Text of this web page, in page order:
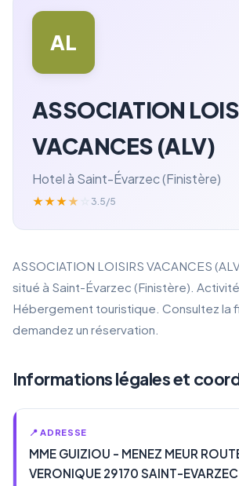
AL
ASSOCIATION
VACANCES (ALV)
Hotel à Saint-Évarzec (Finistère)
★★★★ 3.5/5
ASSOCIATION LOISIRS VACANCES
situé à Saint-Évarzec (Finistère).
Hébergement touristique. Consultez la
demandez un réservation.
Informations légales et
📍 ADRESSE
MME GUIZIOU - MENEZ MEUR
VERONIQUE 29170 SAINT-EVARZEC